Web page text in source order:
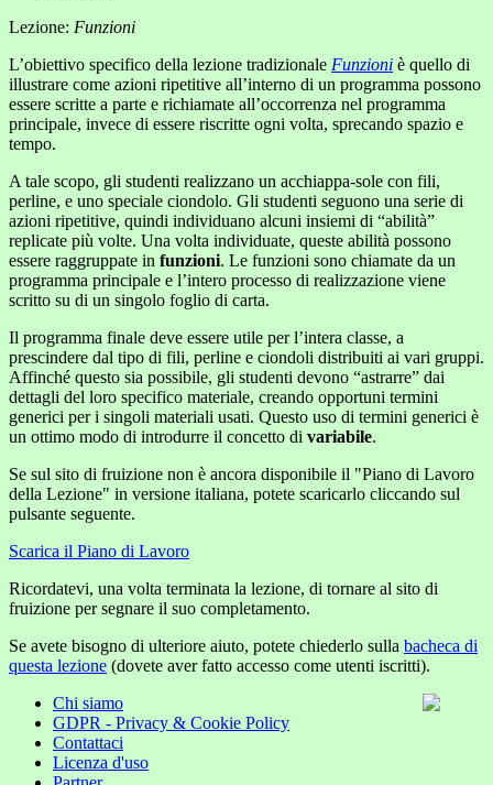
Lezione: Funzioni
L’obiettivo specifico della lezione tradizionale Funzioni è quello di
illustrare come azioni ripetitive all’interno di un programma possono
essere scritte a parte e richiamate all’occorrenza nel programma
principale, invece di essere riscritte ogni volta, sprecando spazio e
tempo.
A tale scopo, gli studenti realizzano un acchiappa-sole con fili,
perline, e uno speciale ciondolo. Gli studenti seguono una serie di
azioni ripetitive, quindi individuano alcuni insiemi di “abilità”
replicate più volte. Una volta individuate, queste abilità possono
essere raggruppate in funzioni. Le funzioni sono chiamate da un
programma principale e l’intero processo di realizzazione viene
scritto su di un singolo foglio di carta.
Il programma finale deve essere utile per l’intera classe, a
prescindere dal tipo di fili, perline e ciondoli distribuiti ai vari gruppi.
Affinché questo sia possibile, gli studenti devono “astrarre” dai
dettagli del loro specifico materiale, creando opportuni termini
generici per i singoli materiali usati. Questo uso di termini generici è
un ottimo modo di introdurre il concetto di variabile.
Se sul sito di fruizione non è ancora disponibile il "Piano di Lavoro
della Lezione" in versione italiana, potete scaricarlo cliccando sul
pulsante seguente.
Scarica il Piano di Lavoro
Ricordatevi, una volta terminata la lezione, di tornare al sito di
fruizione per segnare il suo completamento.
Se avete bisogno di ulteriore aiuto, potete chiederlo sulla bacheca di
questa lezione (dovete aver fatto accesso come utenti iscritti).
Chi siamo
GDPR - Privacy & Cookie Policy
Contattaci
Licenza d'uso